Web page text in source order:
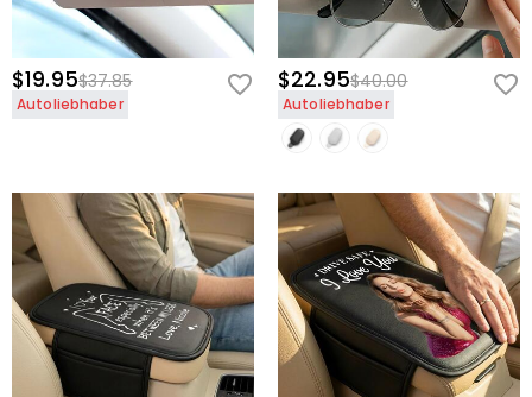
$19.95$37.85
Autoliebhaber
$22.95$40.00
Autoliebhaber